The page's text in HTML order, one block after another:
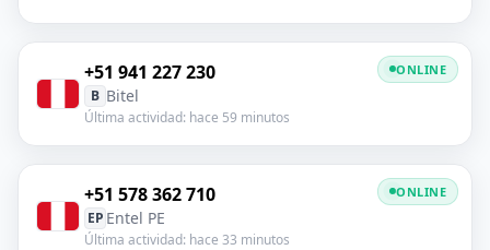
+51 941 227 230
B Bitel
Última actividad: hace 59 minutos
ONLINE
+51 578 362 710
EP Entel PE
Última actividad: hace 33 minutos
ONLINE